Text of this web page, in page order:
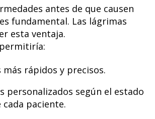
antes de que causen
fundamental. Las lágrimas
esta ventaja.
más rápidos y precisos.
personalizados según el estado
paciente.